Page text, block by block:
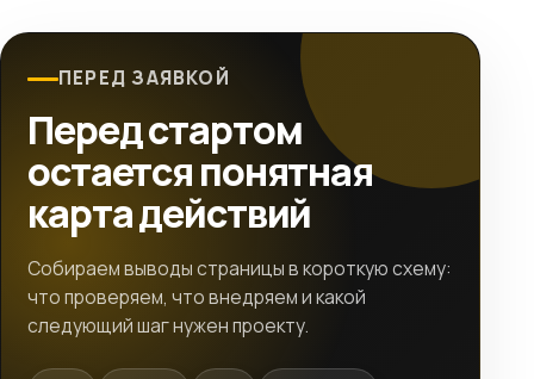
ПЕРЕД ЗАЯВКОЙ
Перед стартом
остается понятная
карта действий
Собираем выводы страницы в короткую схему:
что проверяем, что внедряем и какой
следующий шаг нужен проекту.